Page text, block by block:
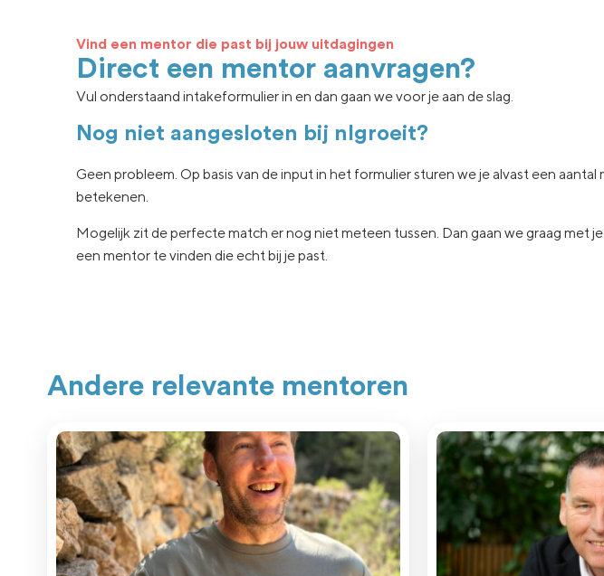
Vind een mentor die past bij jouw uitdagingen
Direct een mentor aanvragen?
Vul onderstaand intakeformulier in en dan gaan we voor je aan de slag.
Nog niet aangesloten bij nlgroeit?
Geen probleem. Op basis van de input in het formulier sturen we je alvast een aantal
betekenen.
Mogelijk zit deperfecte match er nog niet meteen tussen. Dan gaan we graag met
een mentor te vinden die echt bij je past.
Andere relevante mentoren